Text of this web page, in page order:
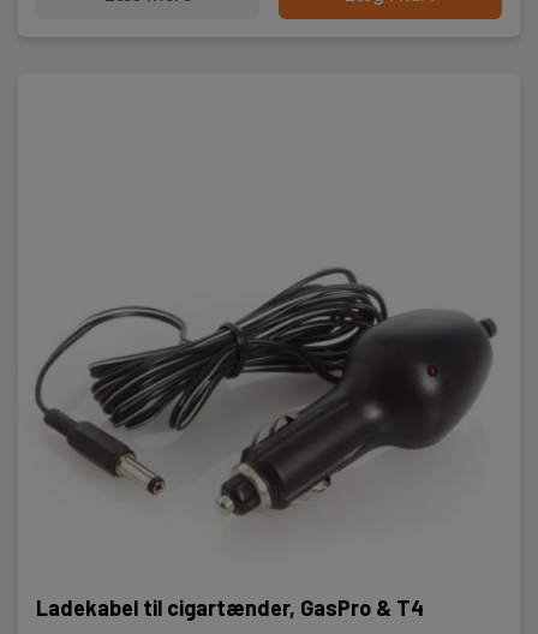
Ladekabel til cigartænder, GasPro & T4